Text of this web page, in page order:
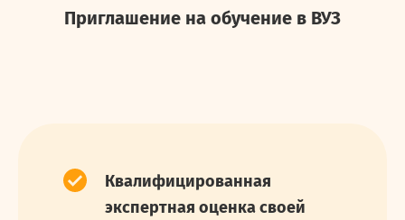
Приглашение на обучение в ВУЗ
Квалифицированная
экспертная оценка своей